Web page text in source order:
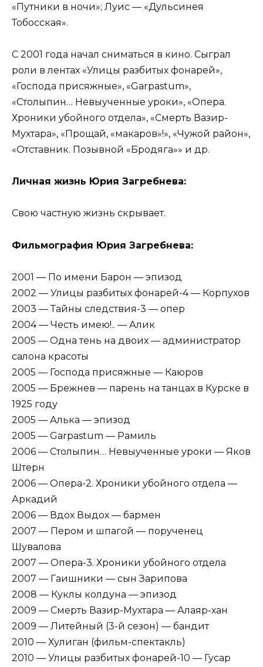
«Путники в ночи»; Луис — «Дульсинея
Тобосская».
С 2001 года начал сниматься в кино. Сыграл
роли в лентах «Улицы разбитых фонарей»,
«Господа присяжные», «Garpastum»,
«Столыпин… Невыученные уроки», «Опера.
Хроники убойного отдела», «Смерть Вазир-
Мухтара», «Прощай, «макаров»!», «Чужой район»,
«Отставник. Позывной «Бродяга»» и др.
Личная жизнь Юрия Загребнева:
Свою частную жизнь скрывает.
Фильмография Юрия Загребнева:
2001 — По имени Барон — эпизод
2002 — Улицы разбитых фонарей-4 — Корпухов
2003 — Тайны следствия-3 — опер
2004 — Честь имею!.. — Алик
2005 — Одна тень на двоих — администратор
салона красоты
2005 — Господа присяжные — Каюров
2005 — Брежнев — парень на танцах в Курске в
1925 году
2005 — Алька — эпизод
2005 — Garpastum — Рамиль
2006 — Столыпин… Невыученные уроки — Яков
Штерн
2006 — Опера-2. Хроники убойного отдела —
Аркадий
2006 — Вдох Выдох — бармен
2007 — Пером и шпагой — порученец
Шувалова
2007 — Опера-3. Хроники убойного отдела
2007 — Гаишники — сын Зарипова
2008 — Куклы колдуна — эпизод
2009 — Смерть Вазир-Мухтара — Алаяр-хан
2009 — Литейный (3-й сезон) — бандит
2010 — Хулиган (фильм-спектакль)
2010 — Улицы разбитых фонарей-10 — Гусар